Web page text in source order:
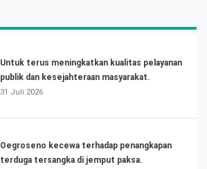
Untuk terus meningkatkan kualitas pelayanan
publik dan kesejahteraan masyarakat.
31 Juli 2026
Oegroseno kecewa terhadap penangkapan
terduga tersangka di jemput paksa.